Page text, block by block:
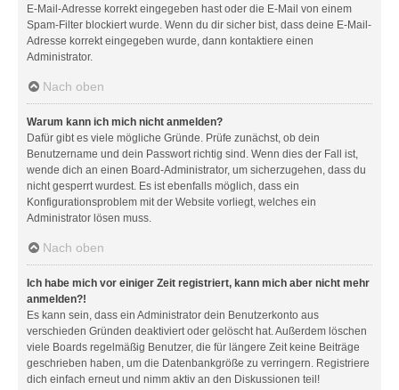
E-Mail-Adresse korrekt eingegeben hast oder die E-Mail von einem
Spam-Filter blockiert wurde. Wenn du dir sicher bist, dass deine E-Mail-
Adresse korrekt eingegeben wurde, dann kontaktiere einen
Administrator.
Nach oben
Warum kann ich mich nicht anmelden?
Dafür gibt es viele mögliche Gründe. Prüfe zunächst, ob dein
Benutzername und dein Passwort richtig sind. Wenn dies der Fall ist,
wende dich an einen Board-Administrator, um sicherzugehen, dass du
nicht gesperrt wurdest. Es ist ebenfalls möglich, dass ein
Konfigurationsproblem mit der Website vorliegt, welches ein
Administrator lösen muss.
Nach oben
Ich habe mich vor einiger Zeit registriert, kann mich aber nicht mehr
anmelden?!
Es kann sein, dass ein Administrator dein Benutzerkonto aus
verschieden Gründen deaktiviert oder gelöscht hat. Außerdem löschen
viele Boards regelmäßig Benutzer, die für längere Zeit keine Beiträge
geschrieben haben, um die Datenbankgröße zu verringern. Registriere
dich einfach erneut und nimm aktiv an den Diskussionen teil!